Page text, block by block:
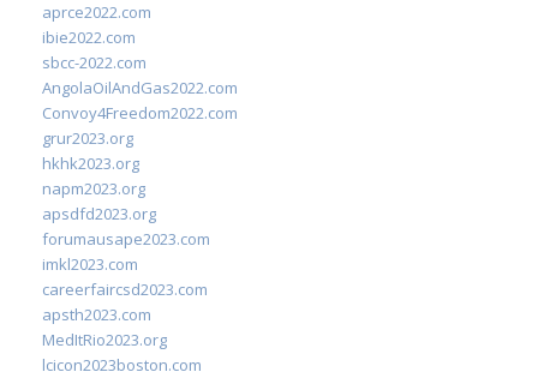
aprce2022.com
ibie2022.com
sbcc-2022.com
AngolaOilAndGas2022.com
Convoy4Freedom2022.com
grur2023.org
hkhk2023.org
napm2023.org
apsdfd2023.org
forumausape2023.com
imkl2023.com
careerfaircsd2023.com
apsth2023.com
MedItRio2023.org
lcicon2023boston.com